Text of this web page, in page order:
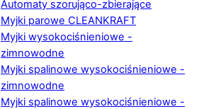
Automaty szorująco-zbierające
Myjki parowe CLEANKRAFT
Myjki wysokociśnieniowe -
zimnowodne
Myjki spalinowe wysokociśnieniowe -
zimnowodne
Myjki spalinowe wysokociśnieniowe -